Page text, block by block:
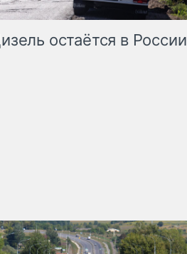
остаётся в России